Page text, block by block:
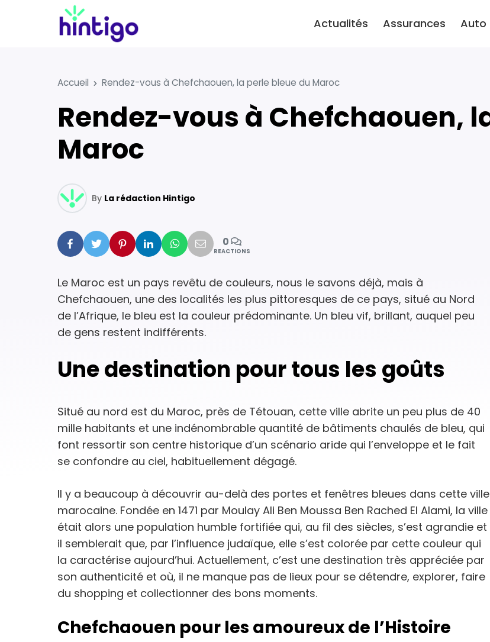
Actualités Assurances Auto
Accueil Rendez-vous à Chefchaouen, la perle bleue du Maroc
Rendez-vous à Chefchaouen, la perle bleue du
Maroc
By La rédaction Hintigo
Facebook
Twitter PinterestLinkedinWhatsapp
Mail0
REACTIONS
Le Maroc est un pays revêtu de couleurs, nous le savons déjà, mais à
Chefchaouen, une des localités les plus pittoresques de ce pays, situé au Nord
de l’Afrique, le bleu est la couleur prédominante. Un bleu vif, brillant, auquel peu
de gens restent indifférents.
Une destination pour tous les goûts
Situé au nord est du Maroc, près de Tétouan, cette ville abrite un peu plus de 40
mille habitants et une indénombrable quantité de bâtiments chaulés de bleu, qui
font ressortir son centre historique d’un scénario aride qui l’enveloppe et le fait
se confondre au ciel, habituellement dégagé.
Il y a beaucoup à découvrir au-delà des portes et fenêtres bleues dans cette ville
marocaine. Fondée en 1471 par Moulay Ali Ben Moussa Ben Rached El Alami, la ville
était alors une population humble fortifiée qui, au fil des siècles, s’est agrandie et
il semblerait que, par l’influence judaïque, elle s’est colorée par cette couleur qui
la caractérise aujourd’hui. Actuellement, c’est une destination très appréciée par
son authenticité et où, il ne manque pas de lieux pour se détendre, explorer, faire
du shopping et collectionner des bons moments.
Chefchaouen pour les amoureux de l’Histoire